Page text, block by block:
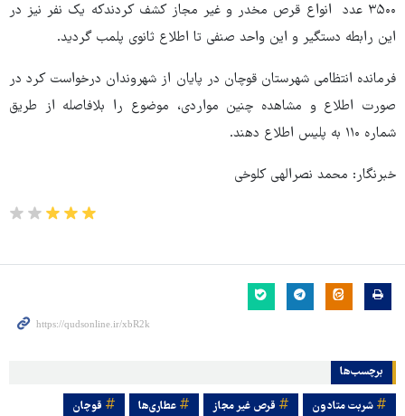
۳۵۰۰ عدد انواع قرص مخدر و غیر مجاز کشف کردندکه یک نفر نیز در
این رابطه دستگیر و این واحد صنفی تا اطلاع ثانوی پلمب گردید.
فرمانده انتظامی شهرستان قوچان در پایان از شهروندان درخواست کرد در
صورت اطلاع و مشاهده چنین مواردی، موضوع را بلافاصله از طریق
شماره ۱۱۰ به پلیس اطلاع دهند.
خبرنگار: محمد نصرالهی کلوخی
برچسب‌ها
شربت متادون قرص غیر مجاز عطاری‌ها قوچان